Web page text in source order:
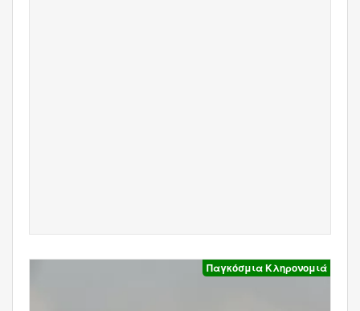
Παγκόσμια Κληρονομιά